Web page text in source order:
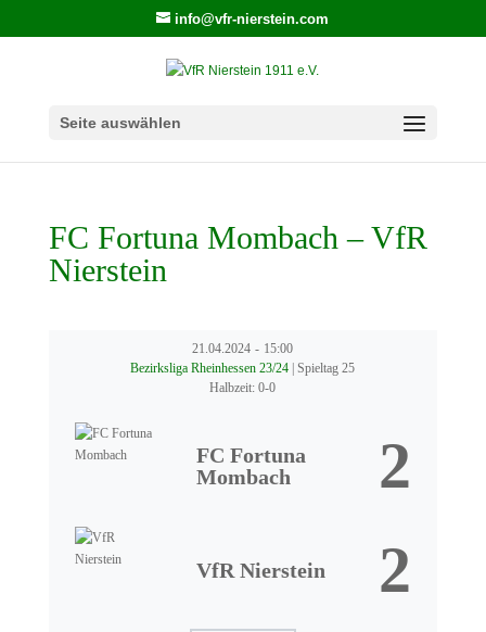
info@vfr-nierstein.com
Seite auswählen
FC Fortuna Mombach – VfR
Nierstein
21.04.2024 - 15:00
Bezirksliga Rheinhessen 23/24 | Spieltag 25
Halbzeit: 0-0
FC Fortuna
Mombach
2
VfR Nierstein 2